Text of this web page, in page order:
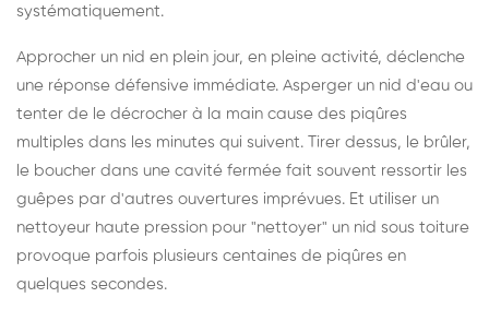
systématiquement.
Approcher un nid en plein jour, en pleine activité, déclenche
une réponse défensive immédiate. Asperger un nid d'eau ou
tenter de le décrocher à la main cause des piqûres
multiples dans les minutes qui suivent. Tirer dessus, le brûler,
le boucher dans une cavité fermée fait souvent ressortir les
guêpes par d'autres ouvertures imprévues. Et utiliser un
nettoyeur haute pression pour "nettoyer" un nid sous toiture
provoque parfois plusieurs centaines de piqûres en
quelques secondes.